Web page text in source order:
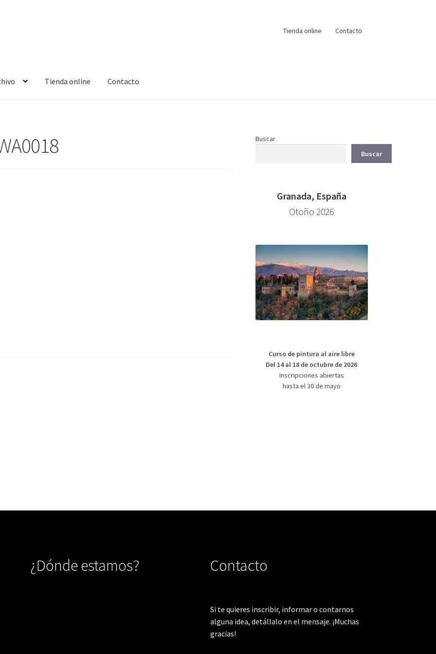
Tienda online Contacto
Tienda online Contacto
Buscar
Buscar
Granada, España
Otoño 2026
Curso de pintura al aire libre
Del 14 al 18 de octubre de 2026
Inscripciones abiertas
hasta el 30 de mayo
¿Dónde estamos? Contacto
Si te quieres inscribir, informar o contarnos
alguna idea, detállalo en el mensaje. ¡Muchas
gracias!